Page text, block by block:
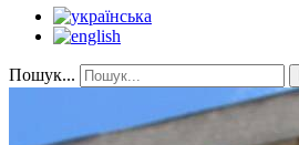
Пошук...